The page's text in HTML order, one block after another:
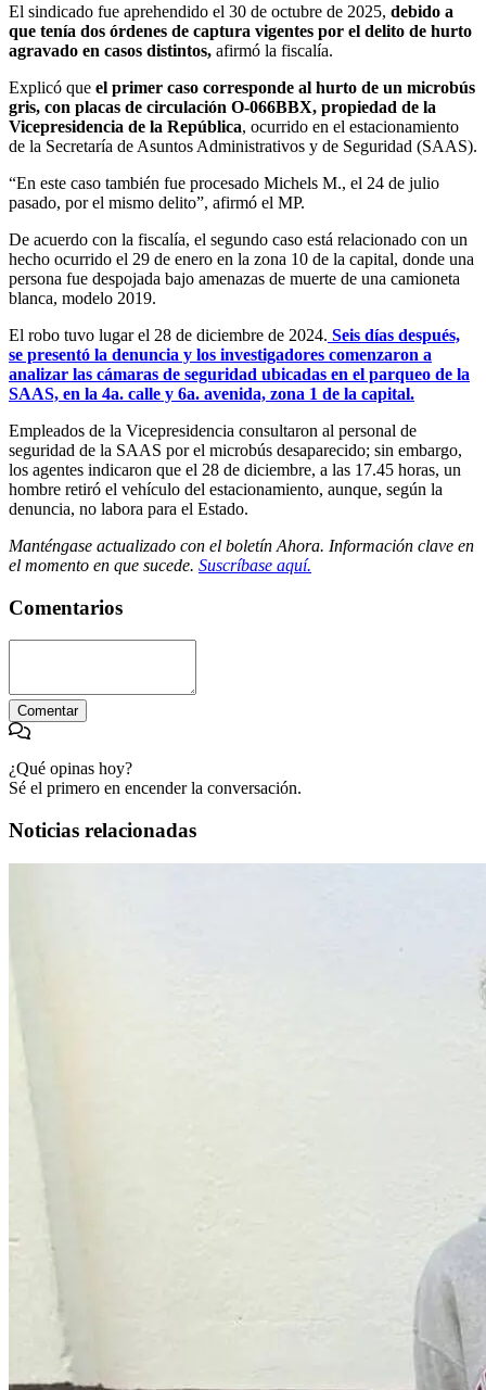
El sindicado fue aprehendido el 30 de octubre de 2025, debido a
que tenía dos órdenes de captura vigentes por el delito de hurto
agravado en casos distintos, afirmó la fiscalía.
Explicó que el primer caso corresponde al hurto de un microbús
gris, con placas de circulación O-066BBX, propiedad de la
Vicepresidencia de la República, ocurrido en el estacionamiento
de la Secretaría de Asuntos Administrativos y de Seguridad (SAAS).
“En este caso también fue procesado Michels M., el 24 de julio
pasado, por el mismo delito”, afirmó el MP.
De acuerdo con la fiscalía, el segundo caso está relacionado con un
hecho ocurrido el 29 de enero en la zona 10 de la capital, donde una
persona fue despojada bajo amenazas de muerte de una camioneta
blanca, modelo 2019.
El robo tuvo lugar el 28 de diciembre de 2024. Seis días después,
se presentó la denuncia y los investigadores comenzaron a
analizar las cámaras de seguridad ubicadas en el parqueo de la
SAAS, en la 4a. calle y 6a. avenida, zona 1 de la capital.
Empleados de la Vicepresidencia consultaron al personal de
seguridad de la SAAS por el microbús desaparecido; sin embargo,
los agentes indicaron que el 28 de diciembre, a las 17.45 horas, un
hombre retiró el vehículo del estacionamiento, aunque, según la
denuncia, no labora para el Estado.
Manténgase actualizado con el boletín Ahora. Información clave en
el momento en que sucede. Suscríbase aquí.
Comentarios
Comentar
¿Qué opinas hoy?
Sé el primero en encender la conversación.
Noticias relacionadas